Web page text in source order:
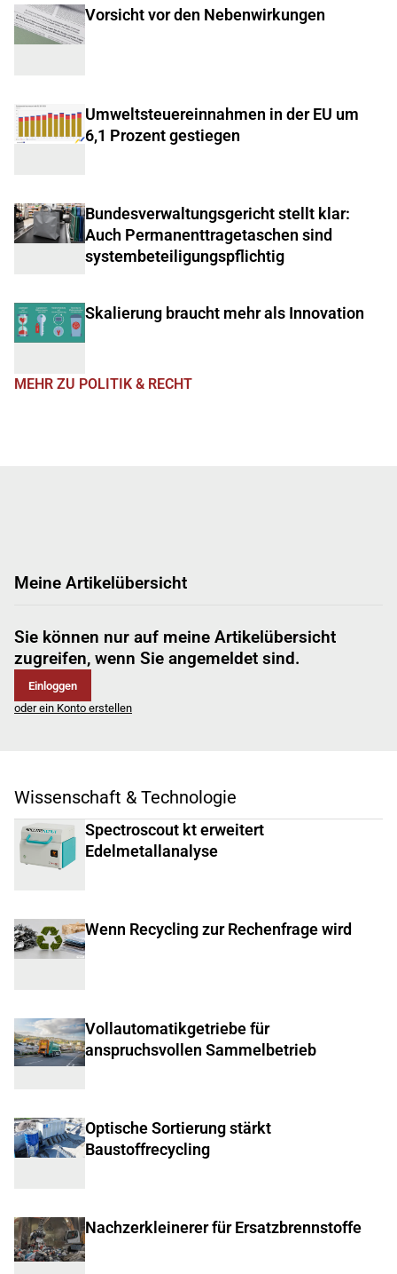
Vorsicht vor den Nebenwirkungen
Umweltsteuereinnahmen in der EU um
6,1 Prozent gestiegen
Bundesverwaltungsgericht stellt klar:
Auch Permanenttragetaschen sind
systembeteiligungspflichtig
Skalierung braucht mehr als Innovation
MEHR ZU POLITIK & RECHT
Meine Artikelübersicht
Sie können nur auf meine Artikelübersicht
zugreifen, wenn Sie angemeldet sind.
Einloggen
oder ein Konto erstellen
Wissenschaft & Technologie
Spectroscout kt erweitert
Edelmetallanalyse
Wenn Recycling zur Rechenfrage wird
Vollautomatikgetriebe für
anspruchsvollen Sammelbetrieb
Optische Sortierung stärkt
Baustoffrecycling
Nachzerkleinerer für Ersatzbrennstoffe